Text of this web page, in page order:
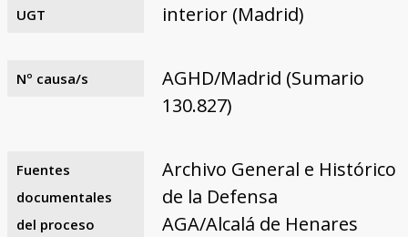
UGT
interior (Madrid)
Nº causa/s
AGHD/Madrid (Sumario
130.827)
Fuentes
documentales
del proceso
Archivo General e Histórico
de la Defensa
AGA/Alcalá de Henares